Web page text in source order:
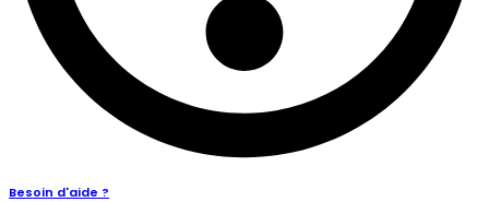
Besoin d'aide ?